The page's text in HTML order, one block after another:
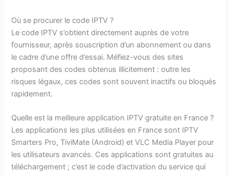
Où se procurer le code IPTV ?
Le code IPTV s’obtient directement auprès de votre
fournisseur, après souscription d’un abonnement ou dans
le cadre d’une offre d’essai. Méfiez-vous des sites
proposant des codes obtenus illicitement : outre les
risques légaux, ces codes sont souvent inactifs ou bloqués
rapidement.
Quelle est la meilleure application IPTV gratuite en France ?
Les applications les plus utilisées en France sont IPTV
Smarters Pro, TiviMate (Android) et VLC Media Player pour
les utilisateurs avancés. Ces applications sont gratuites au
téléchargement ; c’est le code d’activation du service qui